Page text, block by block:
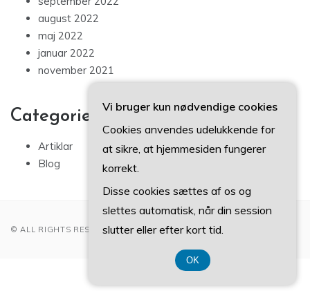
august 2022
maj 2022
januar 2022
november 2021
Categories
Artiklar
Blog
© ALL RIGHTS RESERVED 2022
Vi bruger kun nødvendige cookies
Cookies anvendes udelukkende for
at sikre, at hjemmesiden fungerer
korrekt.
Disse cookies sættes af os og
slettes automatisk, når din session
slutter eller efter kort tid.
OK